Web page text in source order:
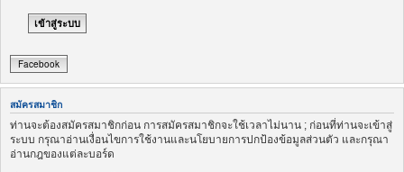
Facebook
สมัครสมาชิก
ท่านจะต้องสมัครสมาชิกก่อน การสมัครสมาชิกจะใช้เวลาไม่นาน ; ก่อนที่ท่านจะเข้าสู่
ระบบ กรุณาอ่านเงื่อนไขการใช้งานและนโยบายการปกป้องข้อมูลส่วนตัว และกรุณา
อ่านกฎของแต่ละบอร์ด